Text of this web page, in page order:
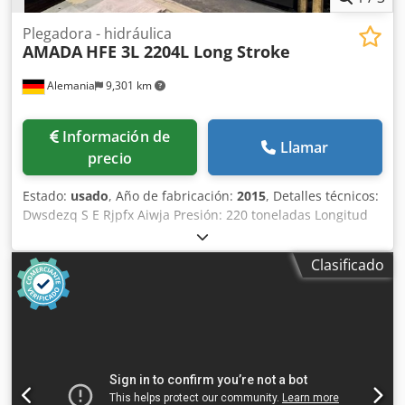
Alemania 9,301 km
Plegadora - hidráulica
AMADA HFE 3L 2204L Long Stroke
Información de
precio
Llamar
Estado: usado, Año de fabricación: 2015, Detalles técnicos:
Dwsdezq S E Rjpfx Aiwja Presión: 220 toneladas Longitud
de plegado: 4280 mm Distancia entre columnas: 3760 mm
Peso aproximado de la máquina: 18 toneladas AMADA HFE
3L 2204L Long Stroke: prensa plegadora hidráulica CNC de
220 toneladas, 8 ejes Se vende una prensa plegadora CNC
AMADA HFE 3L 2204L Long Stroke de la última generación
Con una fuerza de prensado de 220 toneladas, una
Clasificado